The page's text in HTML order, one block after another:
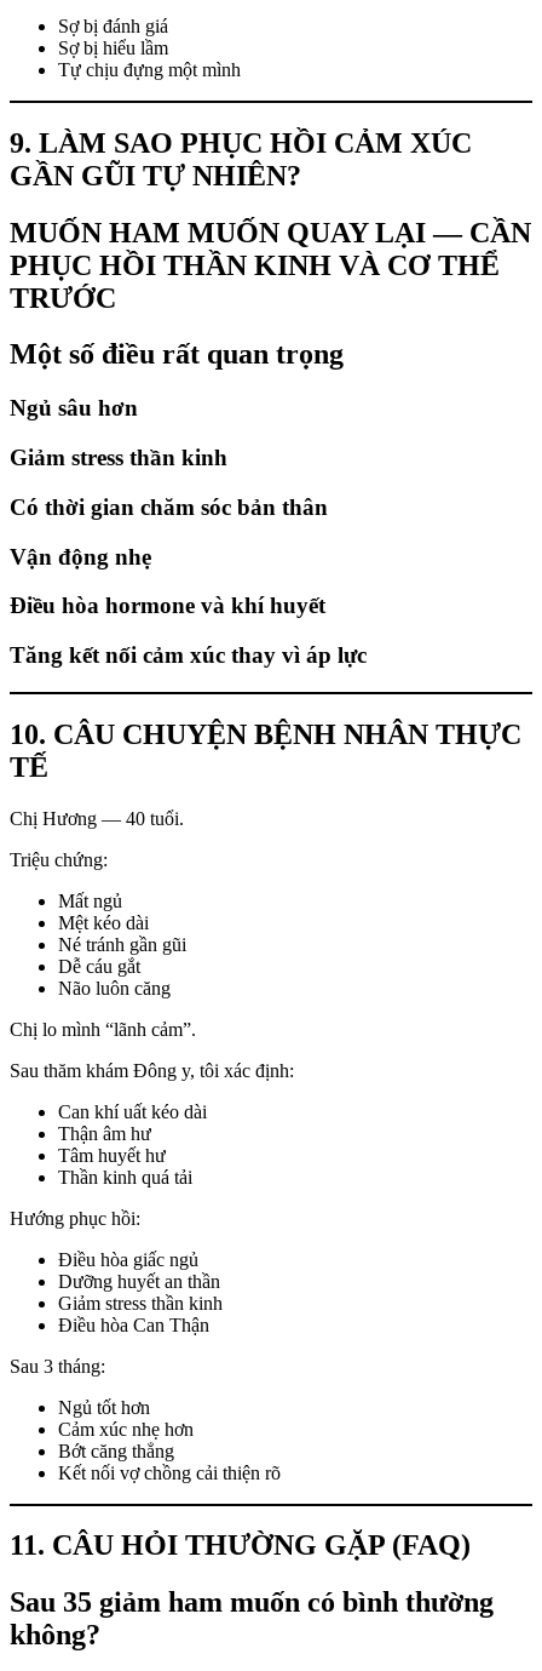
Sợ bị đánh giá
Sợ bị hiểu lầm
Tự chịu đựng một mình
9. LÀM SAO PHỤC HỒI CẢM XÚC
GẦN GŨI TỰ NHIÊN?
MUỐN HAM MUỐN QUAY LẠI — CẦN
PHỤC HỒI THẦN KINH VÀ CƠ THỂ
TRƯỚC
Một số điều rất quan trọng
Ngủ sâu hơn
Giảm stress thần kinh
Có thời gian chăm sóc bản thân
Vận động nhẹ
Điều hòa hormone và khí huyết
Tăng kết nối cảm xúc thay vì áp lực
10. CÂU CHUYỆN BỆNH NHÂN THỰC
TẾ
Chị Hương — 40 tuổi.
Triệu chứng:
Mất ngủ
Mệt kéo dài
Né tránh gần gũi
Dễ cáu gắt
Não luôn căng
Chị lo mình “lãnh cảm”.
Sau thăm khám Đông y, tôi xác định:
Can khí uất kéo dài
Thận âm hư
Tâm huyết hư
Thần kinh quá tải
Hướng phục hồi:
Điều hòa giấc ngủ
Dưỡng huyết an thần
Giảm stress thần kinh
Điều hòa Can Thận
Sau 3 tháng:
Ngủ tốt hơn
Cảm xúc nhẹ hơn
Bớt căng thẳng
Kết nối vợ chồng cải thiện rõ
11. CÂU HỎI THƯỜNG GẶP (FAQ)
Sau 35 giảm ham muốn có bình thường
không?